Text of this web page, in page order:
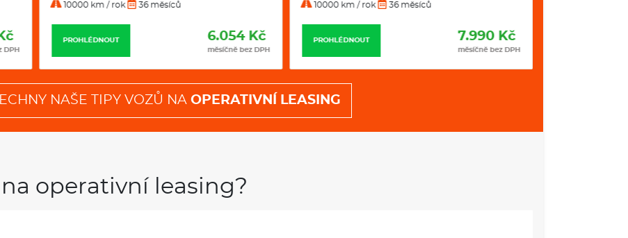
DPH
10000 km / rok 36 měsíců
PROHLÉDNOUT 6.054 Kč
měsíčně bez DPH
10000 km / rok 36 měsíců
PROHLÉDNOUT 7.990 Kč
měsíčně bez DPH
NAŠE TIPY VOZŮ NA OPERATIVNÍ LEASING
operativní leasing?